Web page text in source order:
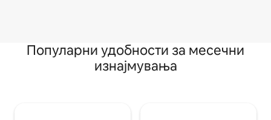
Популарни удобности за месечни
изнајмувања